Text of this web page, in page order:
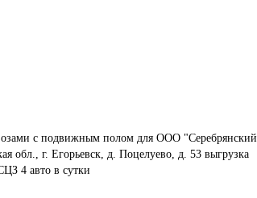
с подвижным полом для ООО "Серебрянский
обл., г. Егорьевск, д. Поцелуево, д. 53 выгрузка
4 авто в сутки